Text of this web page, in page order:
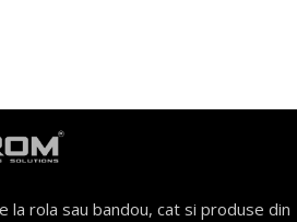
la rola sau bandou, cat si produse din